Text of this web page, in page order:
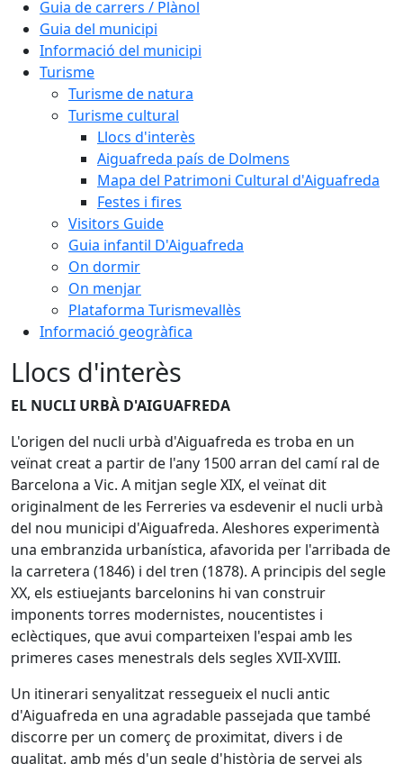
Guia de carrers / Plànol
Guia del municipi
Informació del municipi
Turisme
Turisme de natura
Turisme cultural
Llocs d'interès
Aiguafreda país de Dolmens
Mapa del Patrimoni Cultural d'Aiguafreda
Festes i fires
Visitors Guide
Guia infantil D'Aiguafreda
On dormir
On menjar
Plataforma Turismevallès
Informació geogràfica
Llocs d'interès
EL NUCLI URBÀ D'AIGUAFREDA
L'origen del nucli urbà d'Aiguafreda es troba en un
veïnat creat a partir de l'any 1500 arran del camí ral de
Barcelona a Vic. A mitjan segle XIX, el veïnat dit
originalment de les Ferreries va esdevenir el nucli urbà
del nou municipi d'Aiguafreda. Aleshores experimentà
una embranzida urbanística, afavorida per l'arribada de
la carretera (1846) i del tren (1878). A principis del segle
XX, els estiuejants barcelonins hi van construir
imponents torres modernistes, noucentistes i
eclèctiques, que avui comparteixen l'espai amb les
primeres cases menestrals dels segles XVII-XVIII.
Un itinerari senyalitzat ressegueix el nucli antic
d'Aiguafreda en una agradable passejada que també
discorre per un comerç de proximitat, divers i de
qualitat, amb més d'un segle d'història de servei als